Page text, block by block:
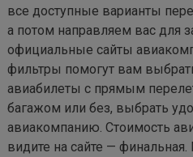
все доступные варианты
а потом направляем вас для
официальные сайты
фильтры помогут вам
авиабилеты с прямым
багажом или без, выбрать
авиакомпанию. Стоимость
видите на сайте —